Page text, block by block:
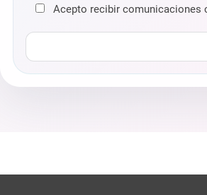
Acepto recibir comunicaciones